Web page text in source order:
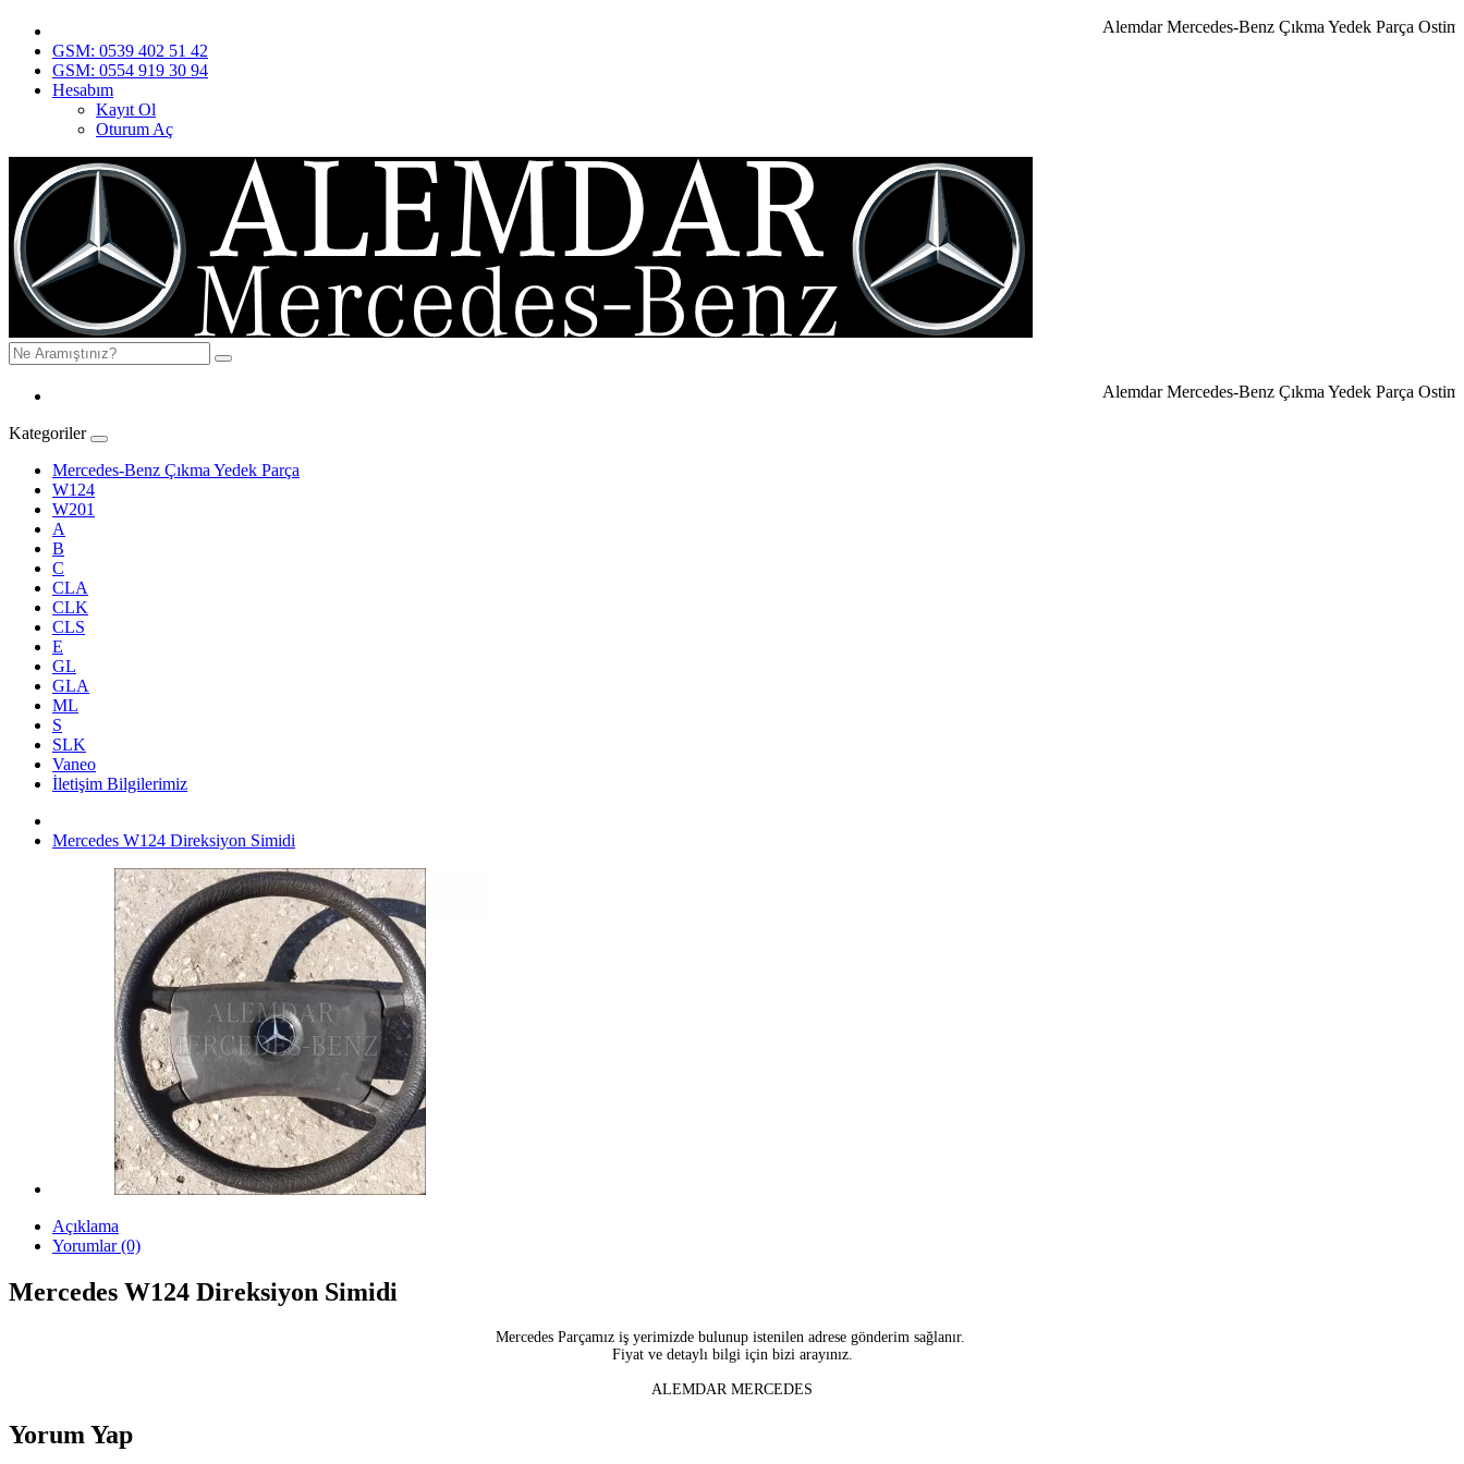
Alemdar Mercedes-Benz Çıkma Yedek Parça Ostim
GSM: 0539 402 51 42
GSM: 0554 919 30 94
Hesabım
Kayıt Ol
Oturum Aç
Alemdar Mercedes-Benz Çıkma Yedek Parça Ostim
Kategoriler
Mercedes-Benz Çıkma Yedek Parça
W124
W201
A
B
C
CLA
CLK
CLS
E
GL
GLA
ML
S
SLK
Vaneo
İletişim Bilgilerimiz
Mercedes W124 Direksiyon Simidi
Açıklama
Yorumlar (0)
Mercedes W124 Direksiyon Simidi
Mercedes Parçamız iş yerimizde bulunup istenilen adrese gönderim sağlanır.
Fiyat ve detaylı bilgi için bizi arayınız.
ALEMDAR MERCEDES
Yorum Yap